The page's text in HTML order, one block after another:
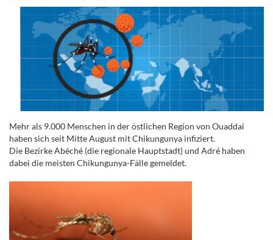
Mehr als 9.000 Menschen in der östlichen Region von Ouaddai
haben sich seit Mitte August mit Chikungunya infiziert.
Die Bezirke Abéché (die regionale Hauptstadt) und Adré haben
dabei die meisten Chikungunya-Fälle gemeldet.